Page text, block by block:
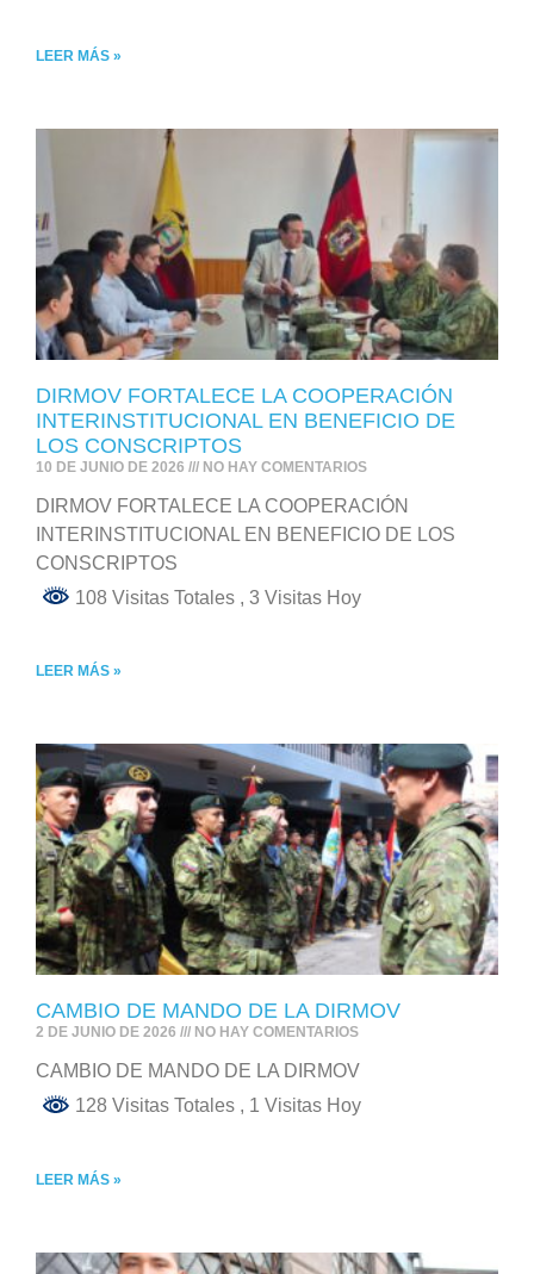
LEER MÁS »
DIRMOV FORTALECE LA COOPERACIÓN
INTERINSTITUCIONAL EN BENEFICIO DE
LOS CONSCRIPTOS
10 DE JUNIO DE 2026 NO HAY COMENTARIOS
DIRMOV FORTALECE LA COOPERACIÓN
INTERINSTITUCIONAL EN BENEFICIO DE LOS
CONSCRIPTOS
108 Visitas Totales , 3 Visitas Hoy
LEER MÁS »
CAMBIO DE MANDO DE LA DIRMOV
2 DE JUNIO DE 2026 NO HAY COMENTARIOS
CAMBIO DE MANDO DE LA DIRMOV
128 Visitas Totales , 1 Visitas Hoy
LEER MÁS »